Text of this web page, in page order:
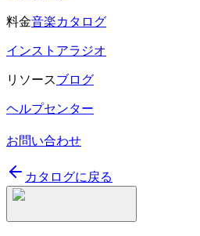
料金音楽カタログ
インストアラジオ
リソースブログ
ヘルプセンター
お問い合わせ
カタログに戻る